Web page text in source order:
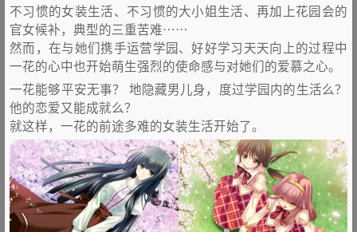
不习惯的女装生活、不习惯的大小姐生活、再加上花园会的
官女候补，典型的三重苦难……
然而，在与她们携手运营学园、好好学习天天向上的过程中
一花的心中也开始萌生强烈的使命感与对她们的爱慕之心。
一花能够平安无事？ 地隐藏男儿身，度过学园内的生活么？
他的恋爱又能成就么？
就这样，一花的前途多难的女装生活开始了。